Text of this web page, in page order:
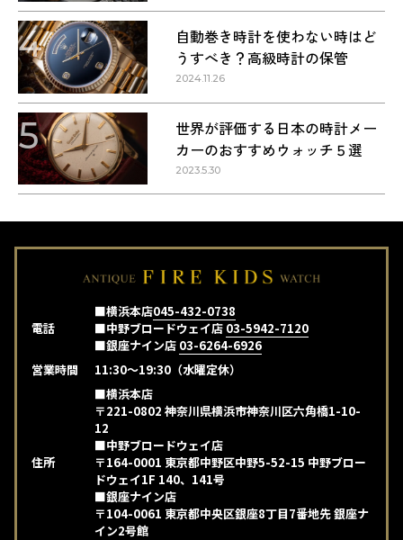
4
自動巻き時計を使わない時はど
うすべき？高級時計の保管
2024.11.26
5
世界が評価する日本の時計メー
カーのおすすめウォッチ５選
2023.5.30
電話
■横浜本店045-432-0738
■中野ブロードウェイ店 03-5942-7120
■銀座ナイン店 03-6264-6926
営業時間
11:30～19:30（水曜定休）
住所
■横浜本店
〒221-0802 神奈川県横浜市神奈川区六角橋1-10-
12
■中野ブロードウェイ店
〒164-0001 東京都中野区中野5-52-15 中野ブロー
ドウェイ1F 140、141号
■銀座ナイン店
〒104-0061 東京都中央区銀座8丁目7番地先 銀座ナ
イン2号館